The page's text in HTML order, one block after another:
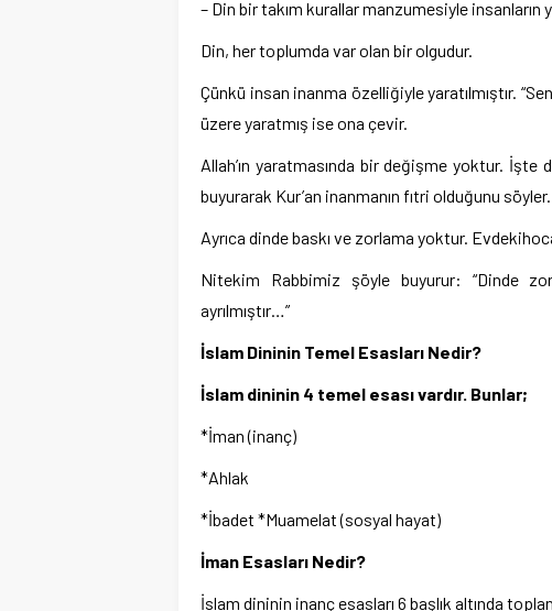
– Din bir takım kurallar manzumesiyle insanların
Din, her toplumda var olan bir olgudur.
Çünkü insan inanma özelliğiyle yaratılmıştır.
üzere yaratmış ise ona çevir.
Allah’ın yaratmasında bir değişme yoktur.
buyurarak Kur’an inanmanın fıtri olduğunu söyler.
Ayrıca dinde baskı ve zorlama yoktur.
Nitekim Rabbimiz şöyle buyurur: “Dinde
ayrılmıştır…”
İslam Dininin Temel Esasları Nedir?
İslam dininin 4 temel esası vardır. Bunlar;
*İman (inanç)
*Ahlak
*İbadet *Muamelat (sosyal hayat)
İman Esasları Nedir?
İslam dininin inanç esasları 6 başlık altında